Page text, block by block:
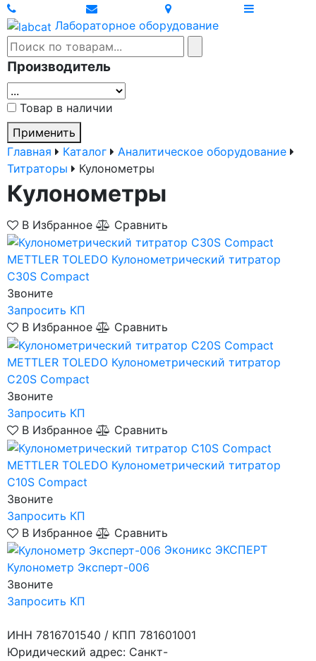
Лабораторное оборудование
Производитель
Товар в наличии
Применить
Главная
Каталог
Аналитическое оборудование
Титраторы
Кулонометры
Кулонометры
В Избранное Сравнить
METTLER TOLEDO Кулонометрический титратор
C30S Compact
Звоните
Запросить КП
В Избранное
Сравнить
METTLER TOLEDO Кулонометрический титратор
C20S Compact
Звоните
Запросить КП
В Избранное
Сравнить
METTLER TOLEDO Кулонометрический титратор
C10S Compact
Звоните
Запросить КП
В Избранное
Сравнить
Эконикс ЭКСПЕРТ
Кулонометр Эксперт-006
Звоните
Запросить КП
ИНН 7816701540 / КПП 781601001
Юридический адрес: Санкт-